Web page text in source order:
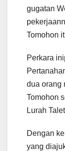
gugatan
Tomohon
Perkara
dua orang
Tomohon
Lurah
Dengan
yang